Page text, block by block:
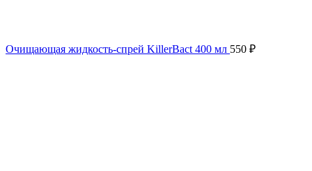
Очищающая жидкость-спрей KillerBact 400 мл 550 ₽